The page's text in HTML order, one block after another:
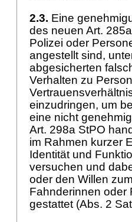
2.3. Eine
des neuen Art.
Polizei oder
angestellt sind,
abgesicherten
Verhalten zu
einzudringen, um
eine nicht
Art. 298a StPO
im Rahmen kurzer
Identität und
versuchen und
oder den Willen
Fahnderinnen oder
gestattet (Abs. 2